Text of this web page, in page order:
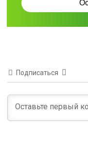
Подписаться